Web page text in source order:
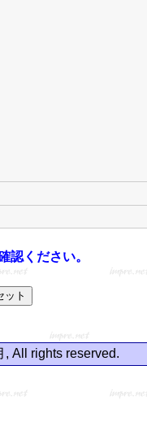
認ください。
All rights reserved.